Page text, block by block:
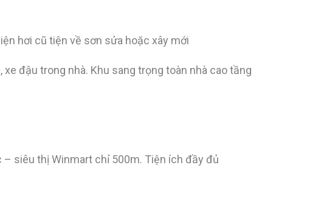
hơi cũ tiện về sơn sửa hoặc xây mới
đậu trong nhà. Khu sang trọng toàn nhà cao tầng
– siêu thị Winmart chỉ 500m. Tiện ích đầy đủ